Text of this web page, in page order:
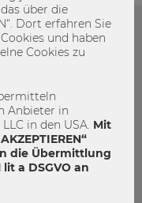
über die
Dort erfahren Sie
und haben
Cookies zu
Anbieter in
in den USA. Mit
die Übermittlung
a DSGVO an